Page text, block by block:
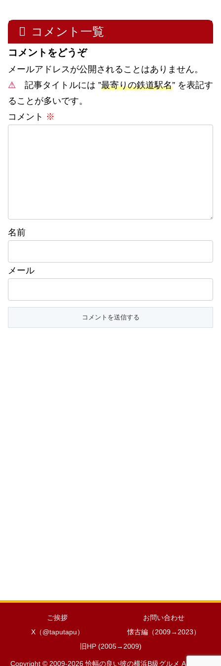
コメント一覧
コメントをどうぞ
メールアドレスが公開されることはありません。
⚠ 記事タイトルには ”最寄りの鉄道駅名” を表記す
ることが多いです。
コメント ※
名前
メール
ご挨拶
お問い合わせ
X（@taputapu）
懐古編（2009→2023）
旧HP (2005→2009)
Copyright © 2009-2026 恰幅の良い彼の横浜B級グルメ All Rights